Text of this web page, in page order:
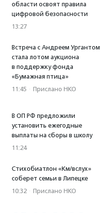
области освоят правила
цифровой безопасности
13:27
Встреча с Андреем Ургантом
стала лотом аукциона
в поддержку фонда
«Бумажная птица»
11:45 · Прислано НКО
В ОП РФ предложили
установить ежегодные
выплаты на сборы в школу
11:24
Стихобиатлон «Км/вслух»
соберет семьи в Липецке
10:32 · Прислано НКО